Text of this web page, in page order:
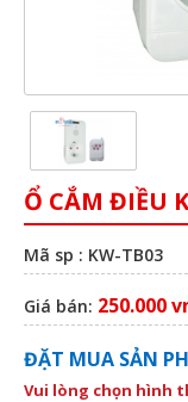
Ổ CẮM ĐIỀU
Mã sp : KW-TB03
Giá bán: 250.000
ĐẶT MUA SẢN
Vui lòng chọn hình